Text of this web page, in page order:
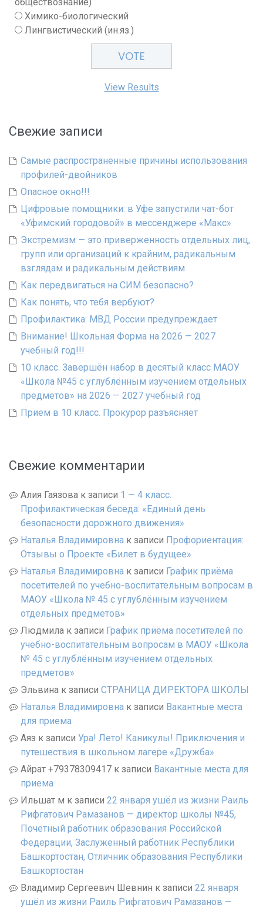
Химико-биологический
Лингвистический (ин.яз.)
View Results
Свежие записи
Самые распространенные причины использования
профилей-двойников
Опасное окно!!!
Цифровые помощники: в Уфе запустили чат-бот
«Уфимский городовой» в мессенджере «Макс»
Экстремизм — это приверженность отдельных лиц,
групп или организаций к крайним, радикальным
взглядам и радикальным действиям
Как передвигаться на СИМ безопасно?
Как понять, что тебя вербуют?
Профилактика: МВД России предупреждает
Внимание! Школьная Форма на 2026 — 2027
учебный год!!!
10 класс. Завершён набор в десятый класс МАОУ
«Школа №45 с углублённым изучением отдельных
предметов» на 2026 — 2027 учебный год
Прием в 10 класс. Прокурор разъясняет
Свежие комментарии
Алия Гаязова к записи 1 — 4 класс.
Профилактическая беседа: «Единый день
безопасности дорожного движения»
Наталья Владимировна к записи Профориентация:
Отзывы о Проекте «Билет в будущее»
Наталья Владимировна к записи График приёма
посетителей по учебно-воспитательным вопросам в
МАОУ «Школа № 45 с углублённым изучением
отдельных предметов»
Людмила к записи График приёма посетителей по
учебно-воспитательным вопросам в МАОУ «Школа
№ 45 с углублённым изучением отдельных
предметов»
Эльвина к записи СТРАНИЦА ДИРЕКТОРА ШКОЛЫ
Наталья Владимировна к записи Вакантные места
для приема
Аяз к записи Ура! Лето! Каникулы! Приключения и
путешествия в школьном лагере «Дружба»
Айрат +79378309417 к записи Вакантные места для
приема
Ильшат м к записи 22 января ушёл из жизни Раиль
Рифгатович Рамазанов — директор школы №45,
Почетный работник образования Российской
Федерации, Заслуженный работник Республики
Башкортостан, Отличник образования Республики
Башкортостан
Владимир Сергеевич Шевнин к записи 22 января
ушёл из жизни Раиль Рифгатович Рамазанов —